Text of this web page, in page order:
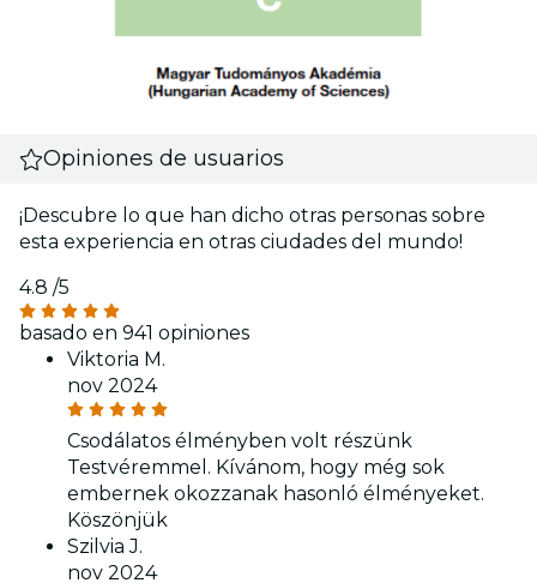
Opiniones de usuarios
¡Descubre lo que han dicho otras personas sobre
esta experiencia en otras ciudades del mundo!
4.8 /5
basado en 941 opiniones
Viktoria M.
nov 2024
Csodálatos élményben volt részünk
Testvéremmel. Kívánom, hogy még sok
embernek okozzanak hasonló élményeket.
Köszönjük
Szilvia J.
nov 2024